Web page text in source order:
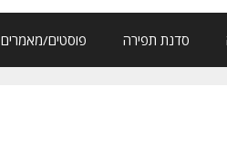
סדנת תפירה פוסטים/מאמרים